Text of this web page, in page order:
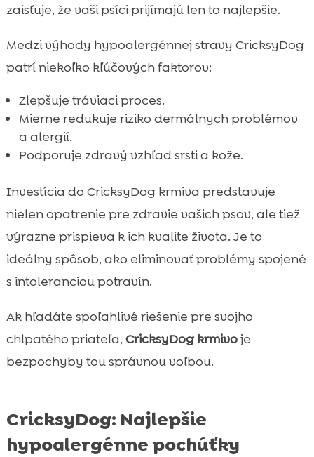
zaisťuje, že vaši psíci prijímajú len to najlepšie.
Medzi výhody hypoalergénnej stravy CricksyDog
patrí niekoľko kľúčových faktorov:
Zlepšuje tráviaci proces.
Mierne redukuje riziko dermálnych problémov
a alergií.
Podporuje zdravý vzhľad srsti a kože.
Investícia do CricksyDog krmiva predstavuje
nielen opatrenie pre zdravie vašich psov, ale tiež
výrazne prispieva k ich kvalite života. Je to
ideálny spôsob, ako eliminovať problémy spojené
s intoleranciou potravín.
Ak hľadáte spoľahlivé riešenie pre svojho
chlpatého priateľa, CricksyDog krmivoje
bezpochyby tou správnou voľbou.
CricksyDog: Najlepšie
hypoalergénne pochúťky